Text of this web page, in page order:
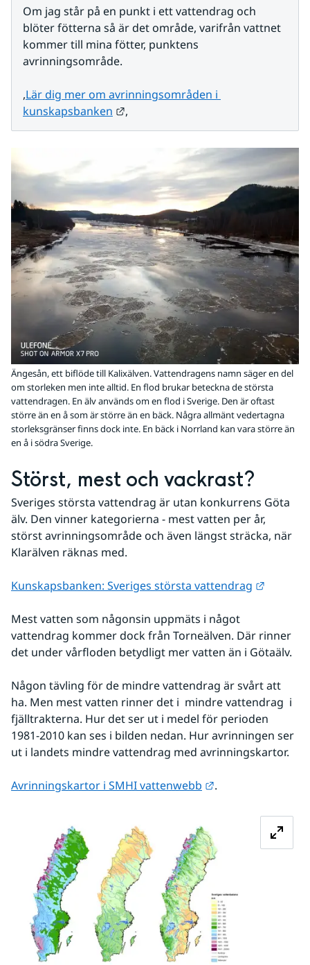
Om jag står på en punkt i ett vattendrag och
blöter fötterna så är det område, varifrån vattnet
kommer till mina fötter, punktens
avrinningsområde.
,Lär dig mer om avrinningsområden i
kunskapsbanken
Länk till annan webbplats.
,
Ängesån, ett biflöde till Kalixälven. Vattendragens namn säger en del
om storleken men inte alltid. En flod brukar beteckna de största
vattendragen. En älv används om en flod i Sverige. Den är oftast
större än en å som är större än en bäck. Några allmänt vedertagna
storleksgränser finns dock inte. En bäck i Norrland kan vara större än
en å i södra Sverige.
Störst, mest och vackrast?
Sveriges största vattendrag är utan konkurrens Göta
älv. Den vinner kategorierna - mest vatten per år,
störst avrinningsområde och även längst sträcka, när
Klarälven räknas med.
Kunskapsbanken: Sveriges största vattendrag
Mest vatten som någonsin uppmäts i något
vattendrag kommer dock från Torneälven. Där rinner
det under vårfloden betydligt mer vatten än i Götaälv.
Någon tävling för de mindre vattendrag är svårt att
ha. Men mest vatten rinner det i  mindre vattendrag  i
fjälltrakterna. Hur det ser ut i medel för perioden
1981-2010 kan ses i bilden nedan. Hur avrinningen ser
ut i landets mindre vattendrag med avrinningskartor.
Avrinningskartor i SMHI vattenwebb Länk till annan
.